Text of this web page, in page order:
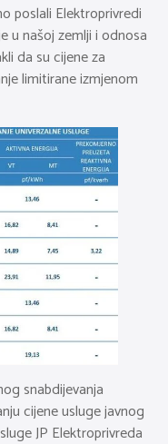
poslali Elektroprivredi
u našoj zemlji i odnosa
da su cijene za
limitirane izmjenom
snabdijevanja
cijene usluge javnog
JP Elektroprivreda